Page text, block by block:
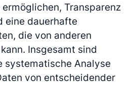
Transparenz
eine dauerhafte
die von anderen
Insgesamt sind
systematische Analyse
von entscheidender